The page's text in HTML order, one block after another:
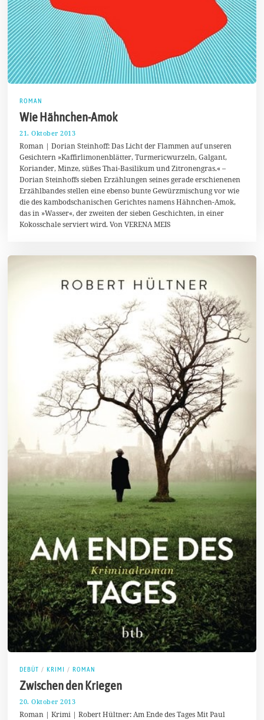
ROMAN
Wie Hähnchen-Amok
21. Oktober 2013
9
.
M
ä
r
2
0
1
4
Roman | Dorian Steinhoff: Das Licht der Flammen auf unseren
Gesichtern »Kaffirlimonenblätter, Turmericwurzeln, Galgant,
Koriander, Minze, süßes Thai-Basilikum und Zitronengras.« –
Dorian Steinhoffs sieben Erzählungen seines gerade erschienenen
Erzählbandes stellen eine ebenso bunte Gewürzmischung vor wie
die des kambodschanischen Gerichtes namens Hähnchen-Amok,
das in »Wasser«, der zweiten der sieben Geschichten, in einer
Kokosschale serviert wird. Von VERENA MEIS
DEBÜT / KRIMI / ROMAN
Zwischen den Kriegen
20. Oktober 2013
3
Roman | Krimi | Robert Hültner: Am Ende des Tages Mit Paul